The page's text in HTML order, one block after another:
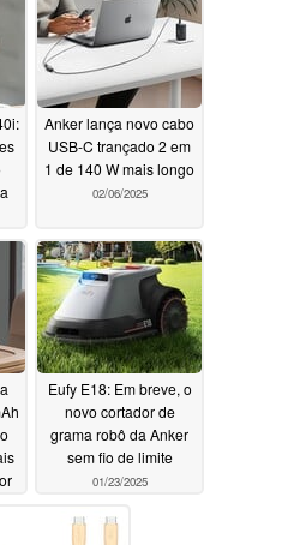
Anker lança novo cabo
USB-C trançado 2 em
1 de 140 W mais longo
02/06/2025
Eufy E18: Em breve, o
novo cortador de
grama robô da Anker
sem fio de limite
01/23/2025